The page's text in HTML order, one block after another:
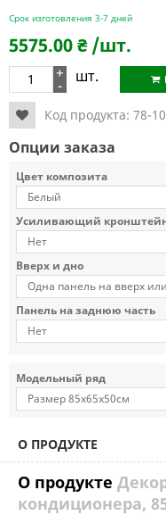
Срок изготовления 3-7 дней
5575.00₴ /шт.
+
- шт.
Код продукта: 78-
Опции заказа
Цвет композита
Усиливающий
Вверх и дно
Панель на заднюю часть
Модельный ряд
О ПРОДУКТЕ
О продукте
кондиционера,